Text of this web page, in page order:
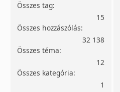
Összes tag:
15
Összes hozzászólás:
32 138
Összes téma:
12
Összes kategória:
1